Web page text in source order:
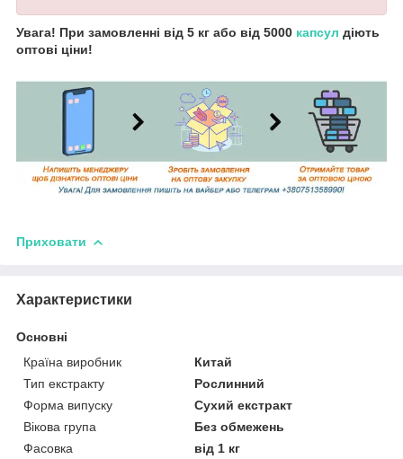
Увага! При замовленні від 5 кг або від 5000 капсул діють
оптові ціни!
Приховати
Характеристики
Основні
Країна виробник
Китай
Тип екстракту
Рослинний
Форма випуску
Сухий екстракт
Вікова група
Без обмежень
Фасовка
від 1 кг